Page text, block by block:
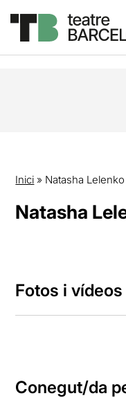
Inici » Natasha Lelenko
Natasha
Fotos i vídeos
Conegut/da